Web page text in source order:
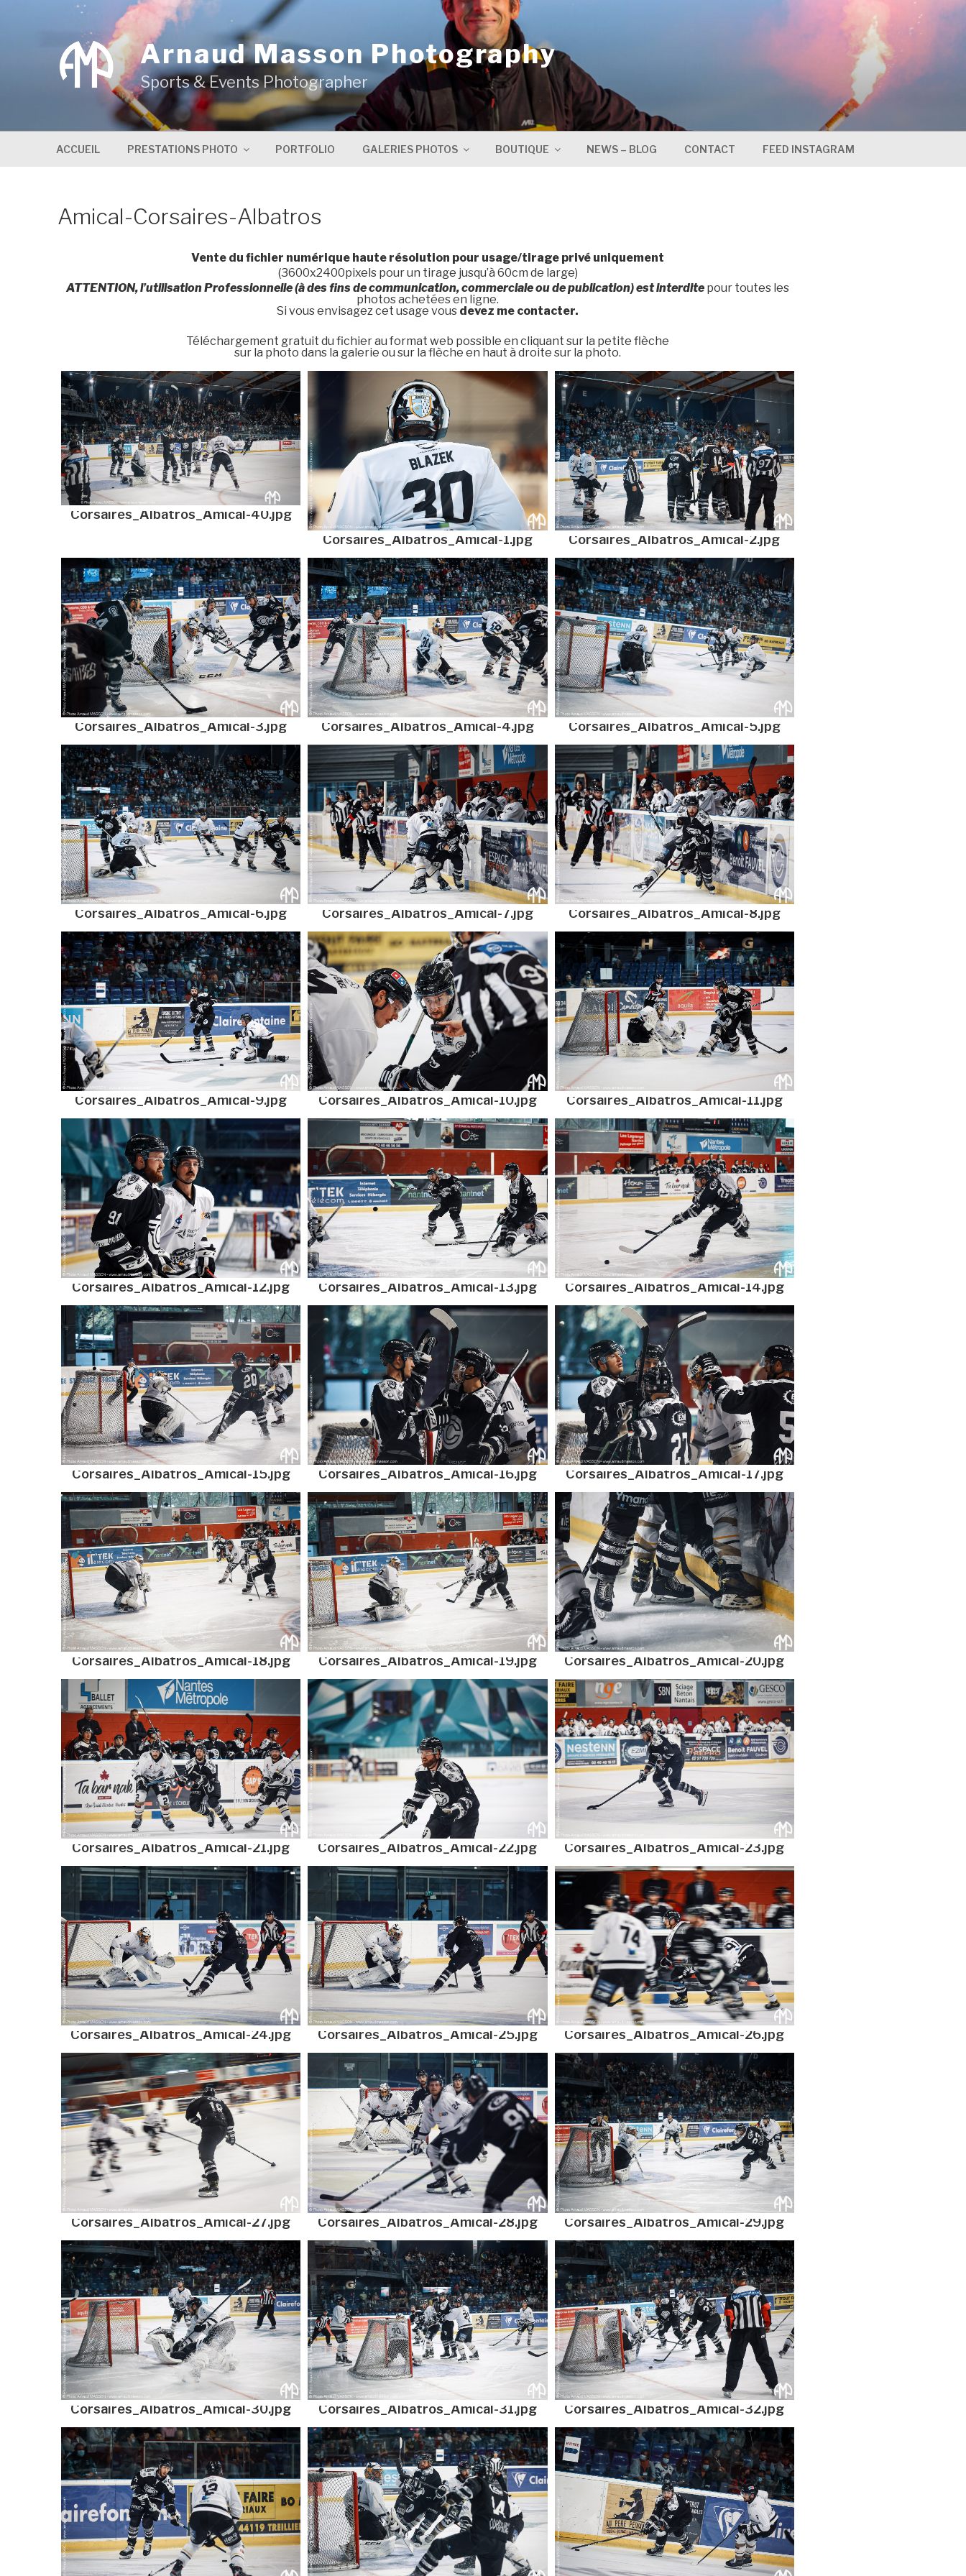
Arnaud Masson Photography
Sports & Events Photographer
ACCUEIL PRESTATIONS PHOTO PORTFOLIO GALERIES PHOTOS BOUTIQUE NEWS – BLOG CONTACT FEED INSTAGRAM
Amical-Corsaires-Albatros
Vente du fichier numérique haute résolution pour usage/tirage privé uniquement
(3600x2400pixels pour un tirage jusqu’à 60cm de large)
ATTENTION, l’utilisation Professionnelle (à des fins de communication, commerciale ou de publication) est interdite pour toutes les
photos achetées en ligne.
Si vous envisagez cet usage vous devez me contacter.
Téléchargement gratuit du fichier au format web possible en cliquant sur la petite flèche
sur la photo dans la galerie ou sur la flèche en haut à droite sur la photo.
Corsaires_Albatros_Amical-40.jpg
Corsaires_Albatros_Amical-1.jpg
Corsaires_Albatros_Amical-2.jpg
Corsaires_Albatros_Amical-3.jpg Corsaires_Albatros_Amical-4.jpg Corsaires_Albatros_Amical-5.jpg
Corsaires_Albatros_Amical-6.jpg Corsaires_Albatros_Amical-7.jpg Corsaires_Albatros_Amical-8.jpg
Corsaires_Albatros_Amical-9.jpg Corsaires_Albatros_Amical-10.jpg Corsaires_Albatros_Amical-11.jpg
Corsaires_Albatros_Amical-12.jpg Corsaires_Albatros_Amical-13.jpg Corsaires_Albatros_Amical-14.jpg
Corsaires_Albatros_Amical-15.jpg Corsaires_Albatros_Amical-16.jpg Corsaires_Albatros_Amical-17.jpg
Corsaires_Albatros_Amical-18.jpg Corsaires_Albatros_Amical-19.jpg Corsaires_Albatros_Amical-20.jpg
Corsaires_Albatros_Amical-21.jpg Corsaires_Albatros_Amical-22.jpg Corsaires_Albatros_Amical-23.jpg
Corsaires_Albatros_Amical-24.jpg Corsaires_Albatros_Amical-25.jpg Corsaires_Albatros_Amical-26.jpg
Corsaires_Albatros_Amical-27.jpg Corsaires_Albatros_Amical-28.jpg Corsaires_Albatros_Amical-29.jpg
Corsaires_Albatros_Amical-30.jpg Corsaires_Albatros_Amical-31.jpg Corsaires_Albatros_Amical-32.jpg